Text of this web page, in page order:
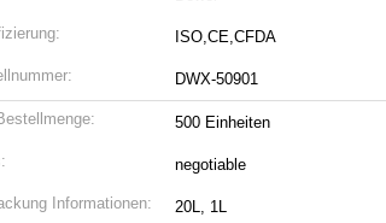
ISO,CE,CFDA
DWX-50901
500 Einheiten
negotiable
Informationen: 20L, 1L